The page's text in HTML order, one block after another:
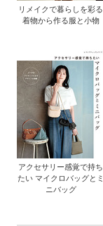
リメイクで暮らしを彩る
着物から作る服と小物
アクセサリー感覚で持ち
たい マイクロバッグとミ
ニバッグ